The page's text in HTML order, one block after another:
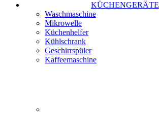
KÜCHENGERÄTE
Waschmaschine
Mikrowelle
Küchenhelfer
Kühlschrank
Geschirrspüler
Kaffeemaschine